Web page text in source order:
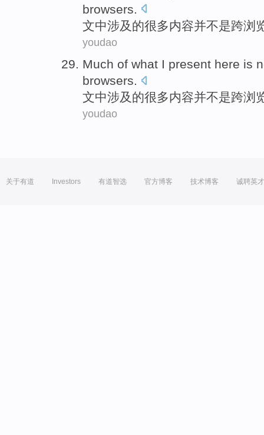
browsers
文中涉及 的很多内容并不是跨浏
youdao
Much of what I present here is
browsers.
文中涉及 的很多内容并不是跨浏
youdao
关于有道 Investors 有道智选 官方博客 技术博客 诚聘英才